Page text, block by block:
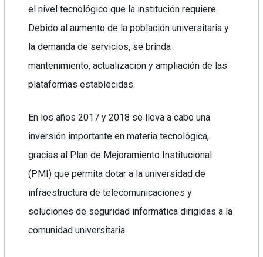
el nivel tecnológico que la institución requiere.
Debido al aumento de la población universitaria y
la demanda de servicios, se brinda
mantenimiento, actualización y ampliación de las
plataformas establecidas.
En los años 2017 y 2018 se lleva a cabo una
inversión importante en materia tecnológica,
gracias al Plan de Mejoramiento Institucional
(PMI) que permita dotar a la universidad de
infraestructura de telecomunicaciones y
soluciones de seguridad informática dirigidas a la
comunidad universitaria.